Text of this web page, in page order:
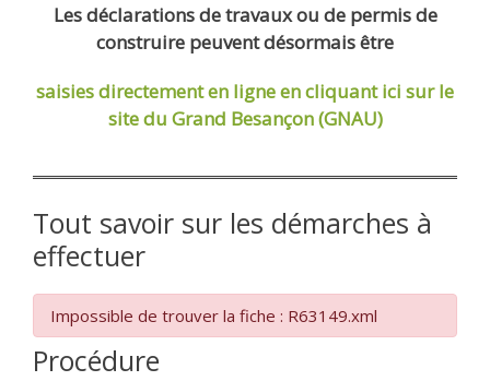
Les déclarations de travaux ou de permis de
construire peuvent désormais être
saisies directement en ligneen cliquant ici sur le
site du Grand Besançon (GNAU)
Tout savoir sur les démarches à
effectuer
Impossible de trouver la fiche : R63149.xml
Procédure